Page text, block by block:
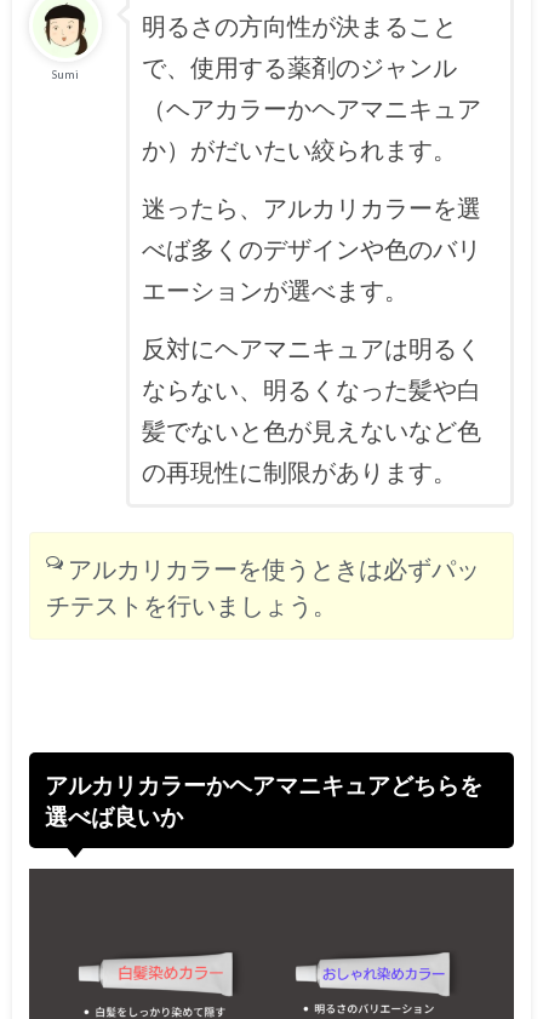
Sumi
明るさの方向性が決まること
で、使用する薬剤のジャンル
（ヘアカラーかヘアマニキュア
か）がだいたい絞られます。
迷ったら、アルカリカラーを選
べば多くのデザインや色のバリ
エーションが選べます。
反対にヘアマニキュアは明るく
ならない、明るくなった髪や白
髪でないと色が見えないなど色
の再現性に制限があります。
アルカリカラーを使うときは必ずパッ
チテストを行いましょう。
アルカリカラーかヘアマニキュアどちらを
選べば良いか